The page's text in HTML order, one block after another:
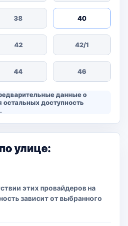
38 40
42 42/1
44 46
данные о
доступность
улице:
этих провайдеров на
зависит от выбранного